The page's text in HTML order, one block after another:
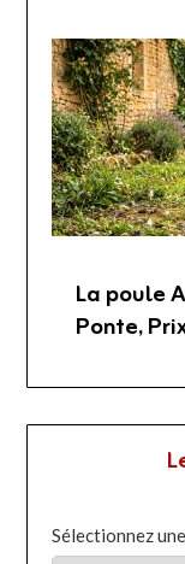
La poule
Ponte,
Sélectionnez